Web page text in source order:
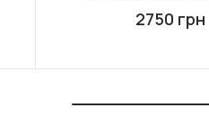
2750 грн